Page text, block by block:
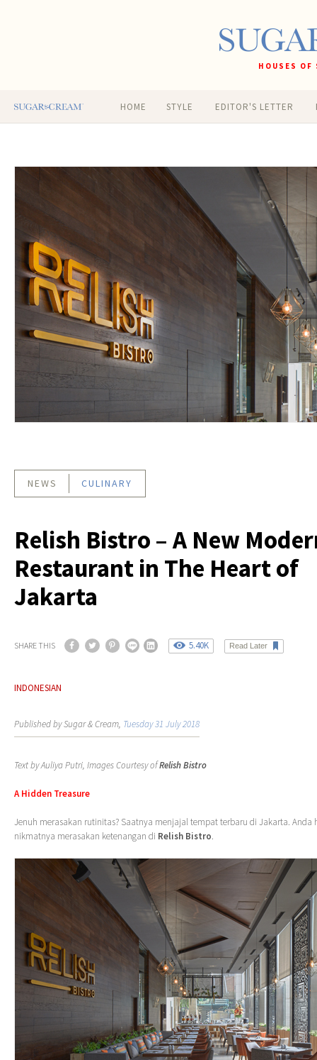
HOUSES
HOME STYLE EDITOR'S LETTER
NEWS CULINARY
Relish Bistro – A New
Restaurant in The Heart of
Jakarta
SHARE THIS 5.40K Read Later
INDONESIAN
Published by Sugar & Cream, Tuesday 31 July 2018
Text by Auliya Putri, Images Courtesy ofRelish Bistro
A Hidden Treasure
Jenuh merasakan rutinitas? Saatnya menjajal tempat terbaru di Jakarta. Anda
nikmatnya merasakan ketenangan di Relish Bistro.